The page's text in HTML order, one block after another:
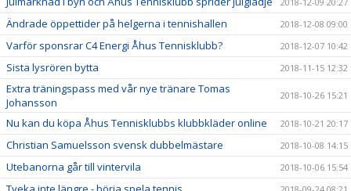
Ändrade öppettider på helgerna i tennishallen 2018-12-08 09:00
Varför sponsrar C4 Energi Åhus Tennisklubb? 2018-12-07 10:42
Sista lysrören bytta 2018-11-15 12:32
Extra träningspass med vår nye tränare Tomas
Johansson
2018-10-26 15:21
Nu kan du köpa Åhus Tennisklubbs klubbkläder online 2018-10-21 20:17
Christian Samuelsson svensk dubbelmästare 2018-10-08 14:15
Utebanorna går till vintervila 2018-10-06 15:54